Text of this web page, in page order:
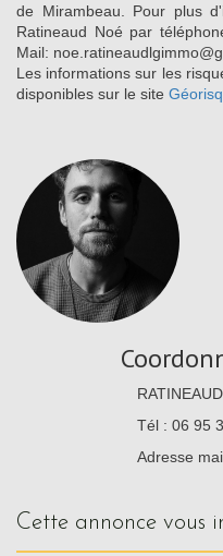
de Mirambeau. Pour plus
Ratineaud Noé par
Mail:
Les informations sur les
disponibles sur le site
Tél : 06 95
Adresse
cette annonce vous